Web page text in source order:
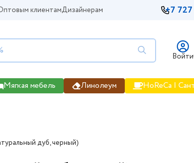
клиентамДизайнерам +7
Войти
Мягкая мебель Линолеум HoReCa |
дуб, черный)